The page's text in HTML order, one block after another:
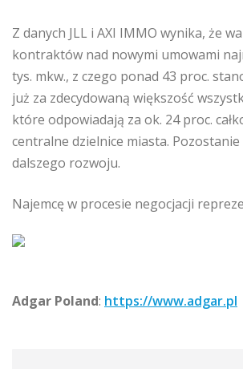
Z danych JLL i AXI IMMO wynika, że
kontraktów nad nowymi umowami
tys. mkw., z czego ponad 43 proc.
już za zdecydowaną większość
które odpowiadają za ok. 24 proc.
centralne dzielnice miasta.
dalszego rozwoju.
Najemcę w procesie negocjacji
Adgar Poland: https://www.adgar.pl